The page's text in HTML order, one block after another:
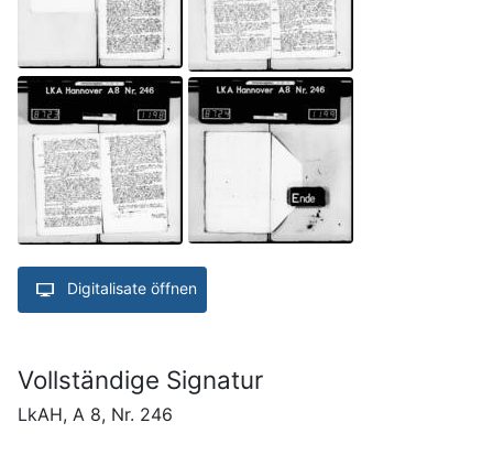
Digitalisate öffnen
Vollständige Signatur
LkAH, A 8, Nr. 246